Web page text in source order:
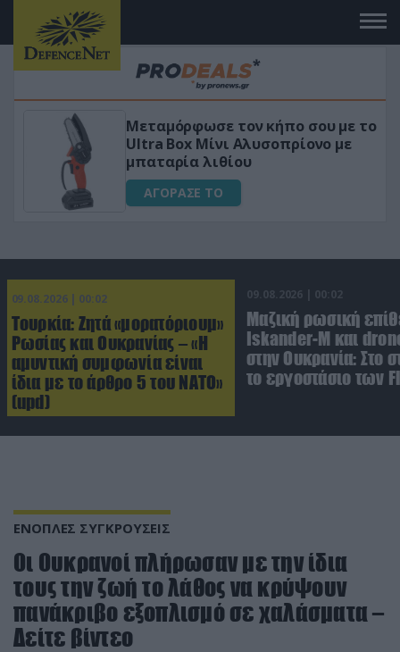
«Μαγική» φόρμουλα τριβόλι + VIP
για αύξηση της λίμπιντο
ΑΓΟΡΑΣΕ ΤΟ
09.08.2026 | 00:02
Τουρκία: Ζητά «μορατόριουμ»
Ρωσίας και Ουκρανίας – «Η
αμυντική συμφωνία είναι
ίδια με το άρθρο 5 του ΝΑΤΟ»
(upd)
09.08.2026 | 00:02
Μαζική ρωσική
Iskander-M και
στην Ουκρανία: Στο
το εργοστάσιο των
ΕΝΟΠΛΕΣ ΣΥΓΚΡΟΥΣΕΙΣ
Οι Ουκρανοί πλήρωσαν με την ίδια
τους την ζωή το λάθος να κρύψουν
πανάκριβo εξοπλισμό σε χαλάσματα –
Δείτε βίντεο